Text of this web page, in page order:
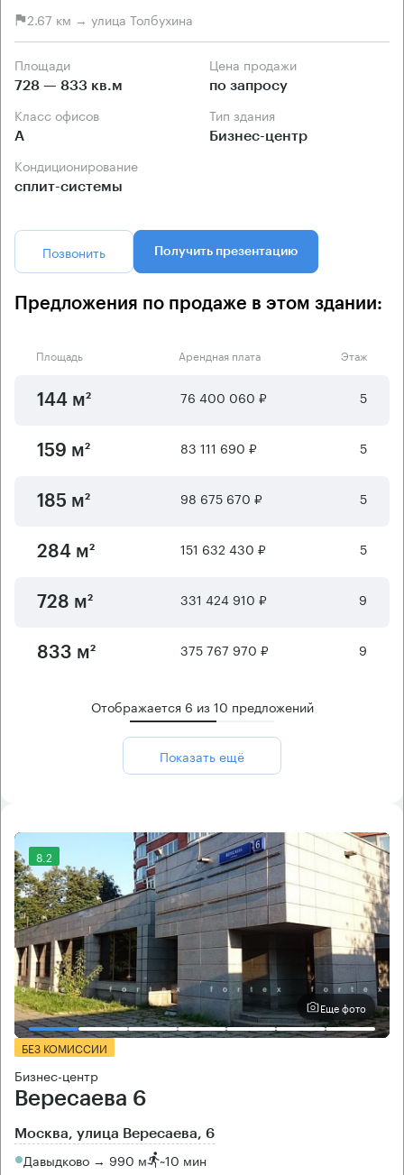
2.67 км → улица Толбухина
Площади
728 — 833 кв.м
Цена продажи
по запросу
Класс офисов
А
Тип здания
Бизнес-центр
Кондиционирование
сплит-системы
Позвонить Получить презентацию
Предложения по продаже в этом здании:
Площадь Арендная плата Этаж
144 м² 76 400 060 ₽ 5
159 м² 83 111 690 ₽ 5
185 м² 98 675 670 ₽ 5
284 м² 151 632 430 ₽ 5
728 м² 331 424 910 ₽ 9
833 м² 375 767 970 ₽ 9
Отображается 6 из10 предложений
Показать ещё
8.2
Еще фото
БЕЗ КОМИССИИ
Бизнес-центр
Вересаева 6
Москва, улица Вересаева, 6
Давыдково → 990 м ~10 мин